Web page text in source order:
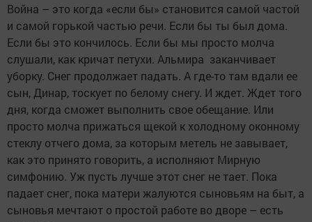
Война – это когда «если бы» становится самой частой
и самой горькой частью речи. Если бы ты был дома.
Если бы это кончилось. Если бы мы просто молча
слушали, как кричат петухи. Альмира заканчивает
уборку. Снег продолжает падать. А где-то там вдали ее
сын, Динар, тоскует по белому снегу. И ждет. Ждет того
дня, когда сможет выполнить свое обещание. Или
просто молча прижаться щекой к холодному оконному
стеклу отчего дома, за которым метель не завывает,
как это принято говорить, а исполняют Мирную
симфонию. Уж пусть лучше этот снег не тает. Пока
падает снег, пока матери жалуются сыновьям на быт, а
сыновья мечтают о простой работе во дворе – есть